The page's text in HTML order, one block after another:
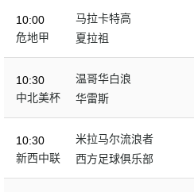
10:00
危地甲
马拉卡特高
夏拉祖
10:30
中北美杯
温哥华白浪
华雷斯
10:30
新西中联
米拉马尔流浪者
西方足球俱乐部